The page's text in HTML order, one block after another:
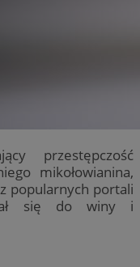
przestępczość
mikołowianina,
popularnych portali
się do winy i